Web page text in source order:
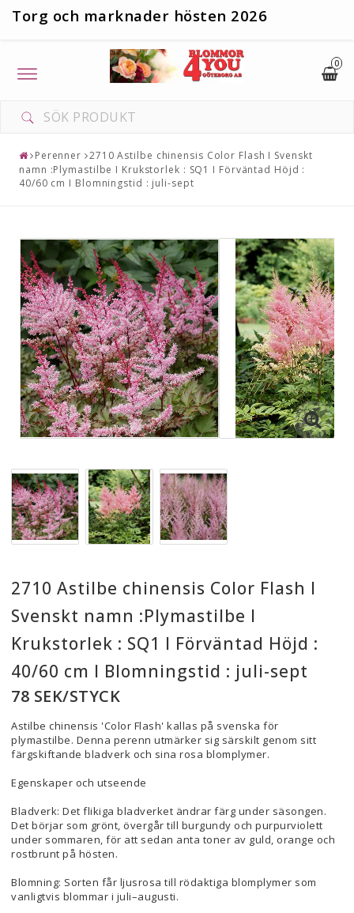
Torg och marknader hösten 2026
0
Toggle
navigation
Perenner
2710 Astilbe chinensis Color Flash I Svenskt
namn :Plymastilbe I Krukstorlek : SQ1 I Förväntad Höjd :
40/60 cm I Blomningstid : juli-sept
2710 Astilbe chinensis Color Flash I
Svenskt namn :Plymastilbe I
Krukstorlek : SQ1 I Förväntad Höjd :
40/60 cm I Blomningstid : juli-sept
78 SEK/STYCK
Astilbe chinensis 'Color Flash' kallas på svenska för
plymastilbe. Denna perenn utmärker sig särskilt genom sitt
färgskiftande bladverk och sina rosa blomplymer.
Egenskaper och utseende
Bladverk: Det flikiga bladverket ändrar färg under säsongen.
Det börjar som grönt, övergår till burgundy och purpurviolett
under sommaren, för att sedan anta toner av guld, orange och
rostbrunt på hösten.
Blomning: Sorten får ljusrosa till rödaktiga blomplymer som
vanligtvis blommar i juli–augusti.